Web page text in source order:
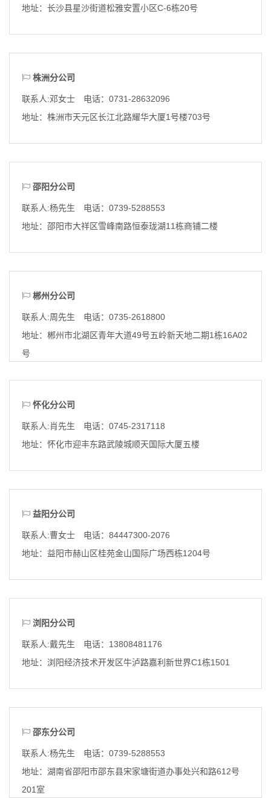
地址： 长沙县星沙街道松雅安置小区C-6栋20号
株洲分公司
联系人:邓女士 电话：0731-28632096
地址： 株洲市天元区长江北路耀华大厦1号楼703号
邵阳分公司
联系人:杨先生 电话：0739-5288553
地址： 邵阳市大祥区雪峰南路恒泰珑湖11栋商铺二楼
郴州分公司
联系人:周先生 电话：0735-2618800
地址： 郴州市北湖区青年大道49号五岭新天地二期1栋16A02
号
怀化分公司
联系人:肖先生 电话：0745-2317118
地址： 怀化市迎丰东路武陵城顺天国际大厦五楼
益阳分公司
联系人:曹女士 电话：84447300-2076
地址： 益阳市赫山区桂苑金山国际广场西栋1204号
浏阳分公司
联系人:戴先生 电话：13808481176
地址： 浏阳经济技术开发区牛泸路嘉利新世界C1栋1501
邵东分公司
联系人:杨先生 电话：0739-5288553
地址： 湖南省邵阳市邵东县宋家塘街道办事处兴和路612号
201室